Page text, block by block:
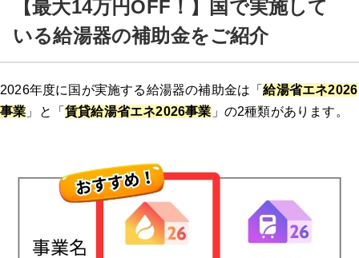
【最大14万円OFF！】国で実施して
いる給湯器の補助金をご紹介
2026年度に国が実施する給湯器の補助金は「給湯省エネ2026
事業 」と「賃貸給湯省エネ2026事業 」の2種類があります。